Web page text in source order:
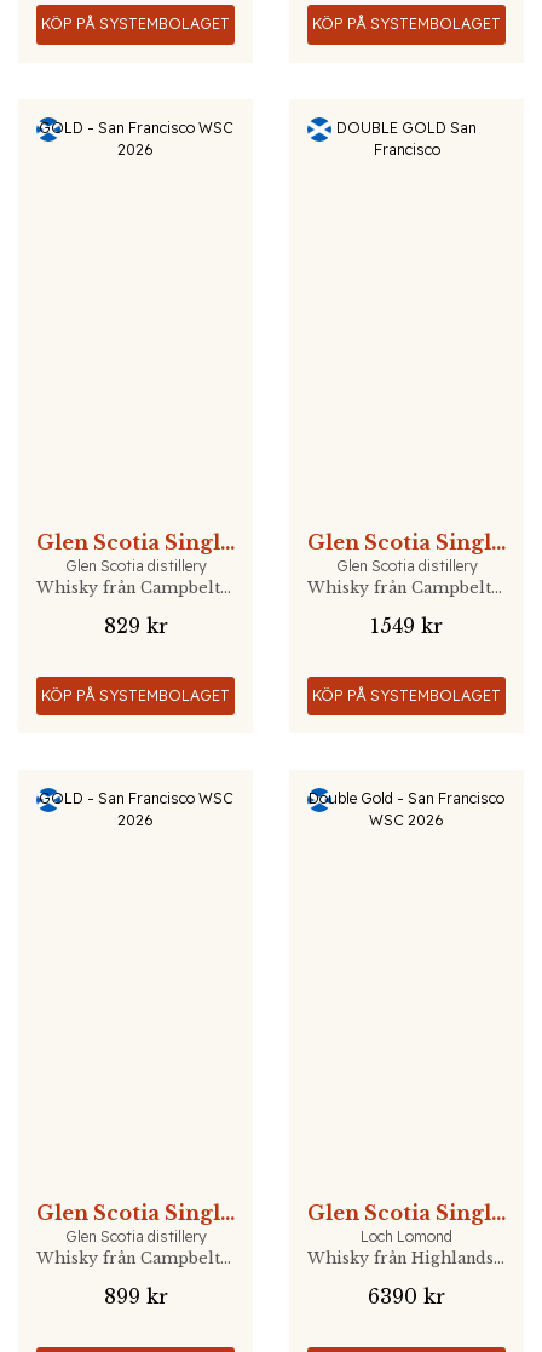
KÖP PÅ SYSTEMBOLAGET KÖP PÅ SYSTEMBOLAGET
GOLD - San Francisco WSC
2026
Glen Scotia Single Malt 15 Years
Glen Scotia distillery
Whisky från Campbeltown, Skottland
829 kr
KÖP PÅ SYSTEMBOLAGET
DOUBLE GOLD San
Francisco
Glen Scotia Single Malt 18 Years
Glen Scotia distillery
Whisky från Campbeltown, Skottland
1549 kr
KÖP PÅ SYSTEMBOLAGET
GOLD - San Francisco WSC
2026
Glen Scotia Single Malt Victoriana
Glen Scotia distillery
Whisky från Campbeltown, Skottland
899 kr
Double Gold - San Francisco
WSC 2026
Glen Scotia Single Malt 25 YO
Loch Lomond
Whisky från Highlands, Skottland
6390 kr